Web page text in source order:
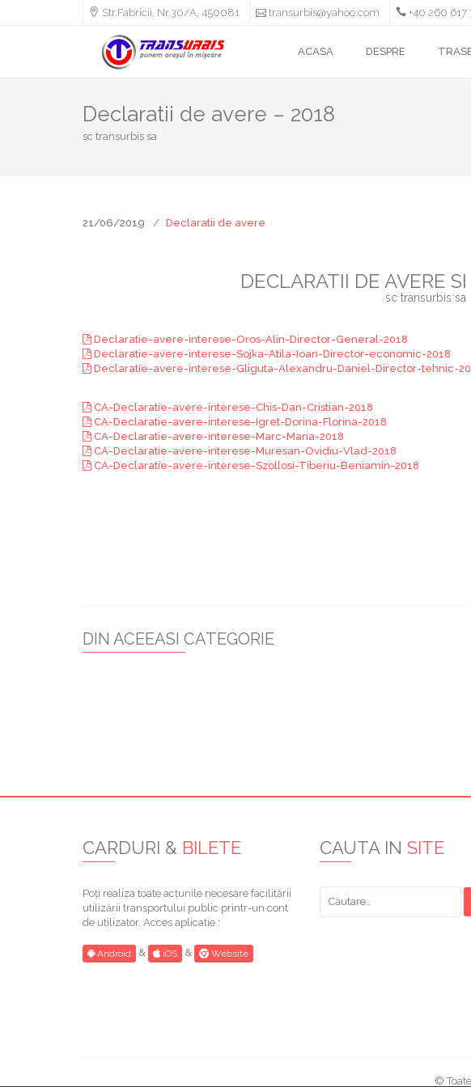
Str.Fabricii, Nr.30/A, 450081 transurbis@yahoo.com +40 260 617
ACASA DESPRE
Declaratii de avere – 2018
sc transurbis sa
21/06/2019 Declaratii de avere
DECLARATII DE AVERE
sc transurbis sa
Declaratie-avere-interese-Oros-Alin-Director-General-2018
Declaratie-avere-interese-Sojka-Atila-Ioan-Director-economic-2018
Declaratie-avere-interese-Gliguta-Alexandru-Daniel-Director-tehnic-
CA-Declaratie-avere-interese-Chis-Dan-Cristian-2018
CA-Declaratie-avere-interese-Igret-Dorina-Florina-2018
CA-Declaratie-avere-interese-Marc-Maria-2018
CA-Declaratie-avere-interese-Muresan-Ovidiu-Vlad-2018
CA-Declaratie-avere-interese-Szollosi-Tiberiu-Beniamin-2018
DIN ACEEASI CATEGORIE
CARDURI & BILETE
Poți realiza toate acțunile necesare facilitării
utilizării transportului public printr-un cont
de utilizator. Acces aplicatie :
Android & iOS & Website
CAUTA IN SITE
după:
©